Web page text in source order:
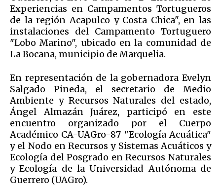
Experiencias en Campamentos Tortugueros
de la región Acapulco y Costa Chica", en las
instalaciones del Campamento Tortuguero
"Lobo Marino", ubicado en la comunidad de
La Bocana, municipio de Marquelia.
En representación de la gobernadora Evelyn
Salgado Pineda, el secretario de Medio
Ambiente y Recursos Naturales del estado,
Ángel Almazán Juárez, participó en este
encuentro organizado por el Cuerpo
Académico CA-UAGro-87 "Ecología Acuática"
y el Nodo en Recursos y Sistemas Acuáticos y
Ecología del Posgrado en Recursos Naturales
y Ecología de la Universidad Autónoma de
Guerrero (UAGro).